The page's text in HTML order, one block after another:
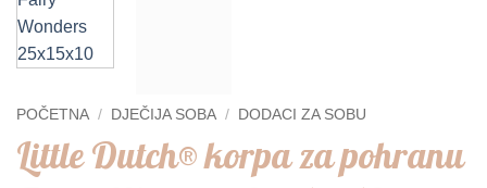
POČETNA / DJEČIJA SOBA / DODACI ZA SOBU
Little Dutch® korpa za pohranu